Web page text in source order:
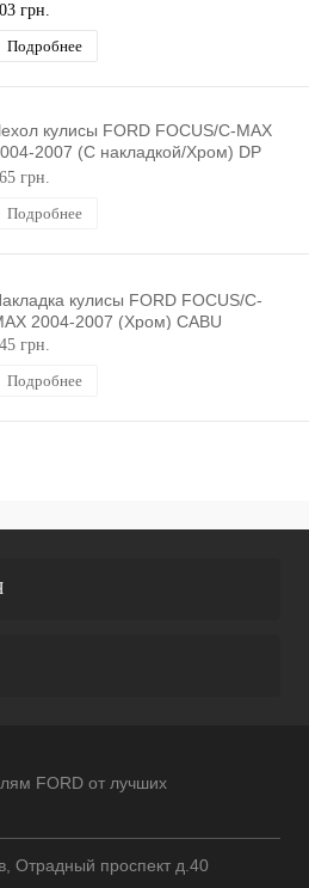
грн.
Подробнее
кулисы FORD FOCUS/C-MAX
2007 (С накладкой/Хром) DP
грн.
Подробнее
кулисы FORD FOCUS/C-
2004-2007 (Хром) CABU
грн.
Подробнее
FORD от лучших
Отрадный проспект д.40